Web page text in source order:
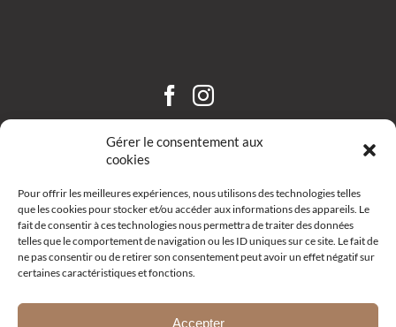
Gérer le consentement aux
cookies
Pour offrir les meilleures expériences, nous utilisons des technologies telles
que les cookies pour stocker et/ou accéder aux informations des appareils. Le
fait de consentir à ces technologies nous permettra de traiter des données
telles que le comportement de navigation ou les ID uniques sur ce site. Le fait de
ne pas consentir ou de retirer son consentement peut avoir un effet négatif sur
certaines caractéristiques et fonctions.
Accepter
13111 Coudoux
+33 (0)4 42 52 10 68